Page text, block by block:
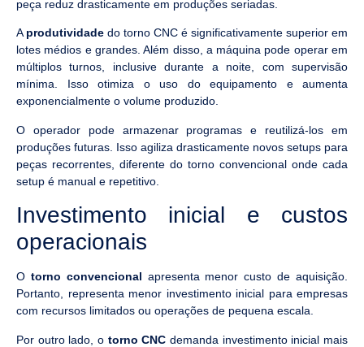
peça reduz drasticamente em produções seriadas.
Aprodutividade do torno CNC é significativamente superior em
lotes médios e grandes. Além disso, a máquina pode operar em
múltiplos turnos, inclusive durante a noite, com supervisão
mínima. Isso otimiza o uso do equipamento e aumenta
exponencialmente o volume produzido.
O operador pode armazenar programas e reutilizá-los em
produções futuras. Isso agiliza drasticamente novos setups para
peças recorrentes, diferente do torno convencional onde cada
setup é manual e repetitivo.
Investimento inicial e custos
operacionais
O torno convencional apresenta menor custo de aquisição.
Portanto, representa menor investimento inicial para empresas
com recursos limitados ou operações de pequena escala.
Por outro lado, o torno CNC demanda investimento inicial mais